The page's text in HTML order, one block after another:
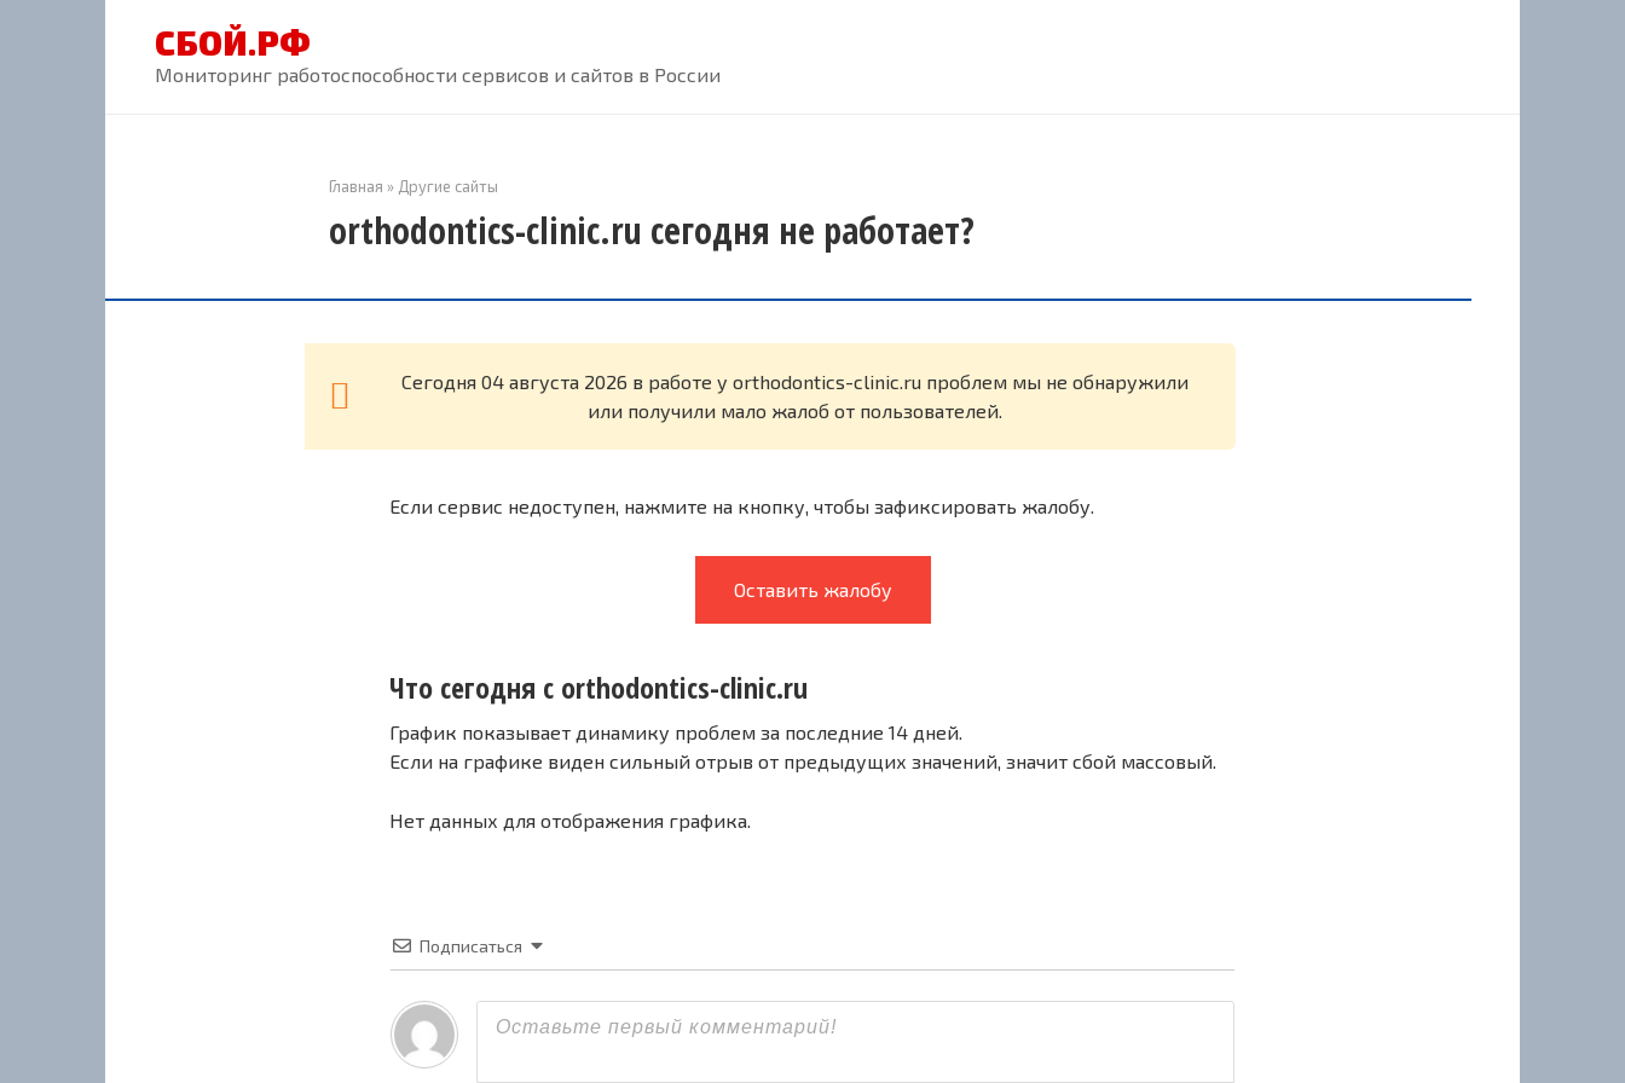
СБОЙ.РФ
Мониторинг работоспособности сервисов и сайтов в России
Главная » Другие сайты
orthodontics-clinic.ru сегодня не работает?
Cегодня 04 августа 2026 в работе у orthodontics-clinic.ru проблем мы не обнаружили
или получили мало жалоб от пользователей.
Если сервис недоступен, нажмите на кнопку, чтобы зафиксировать жалобу.
Оставить жалобу
Что сегодня с orthodontics-clinic.ru
График показывает динамику проблем за последние 14 дней.
Если на графике виден сильный отрыв от предыдущих значений, значит сбой массовый.
Нет данных для отображения графика.
Подписаться